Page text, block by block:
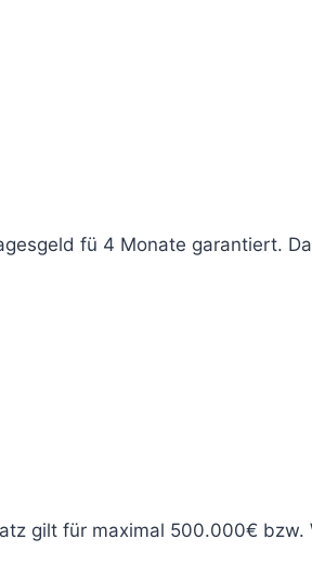
fü 4 Monate garantiert.
gilt für maximal 500.000€